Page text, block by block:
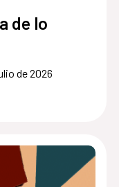
de lo
de 2026